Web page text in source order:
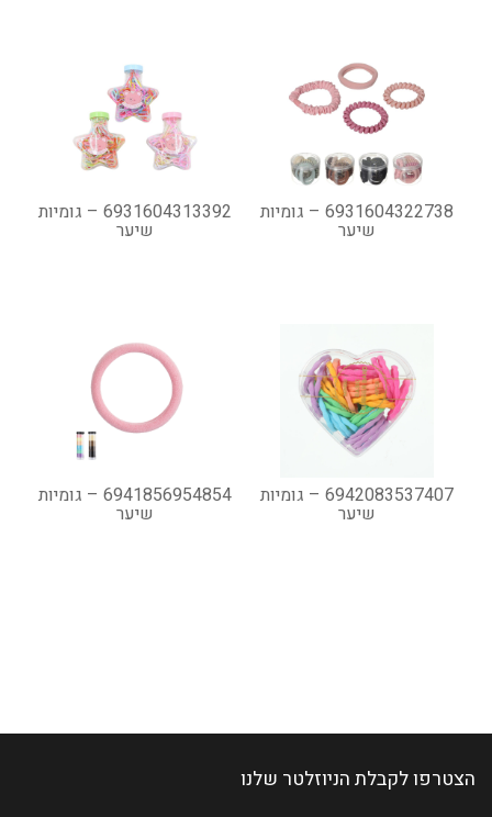
6931604322738 – גומיות
שיער
6931604313392 – גומיות
שיער
6942083537407 – גומיות
שיער
6941856954854 – גומיות
שיער
הצטרפו לקבלת הניוזלטר שלנו